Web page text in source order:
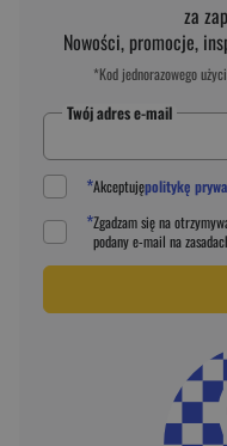
za
Nowości, promocje,
*Kod jednorazowego
Twój adres e-mail
*Akceptujępolitykę
*Zgadzam się na
podanye-mail na